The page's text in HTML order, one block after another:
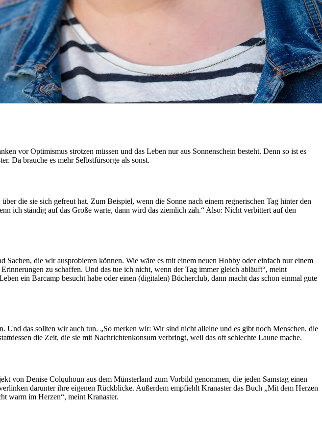
vor Optimismus strotzen müssen und das Leben nur aus Sonnenschein besteht. Denn so ist es
Da brauche es mehr Selbstfürsorge als sonst.
die sie sich gefreut hat. Zum Beispiel, wenn die Sonne nach einem regnerischen Tag hinter den
ich ständig auf das Große warte, dann wird das ziemlich zäh.“ Also: Nicht verbittert auf den
die wir ausprobieren können. Wie wäre es mit einem neuen Hobby oder einfach nur einem
zu schaffen. Und das tue ich nicht, wenn der Tag immer gleich abläuft“, meint
ein Barcamp besucht habe oder einen (digitalen) Bücherclub, dann macht das schon einmal gute
das sollten wir auch tun. „So merken wir: Wir sind nicht alleine und es gibt noch Menschen, die
die Zeit, die sie mit Nachrichtenkonsum verbringt, weil das oft schlechte Laune mache.
von Denise Colquhoun aus dem Münsterland zum Vorbild genommen, die jeden Samstag einen
darunter ihre eigenen Rückblicke. Außerdem empfiehlt Kranaster das Buch „Mit dem Herzen
warm im Herzen“, meint Kranaster.